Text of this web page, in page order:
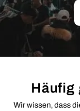
Häufig
Wir wissen, dass